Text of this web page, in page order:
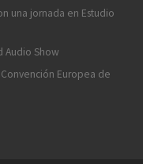
una jornada en Estudio
Audio Show
Europea de